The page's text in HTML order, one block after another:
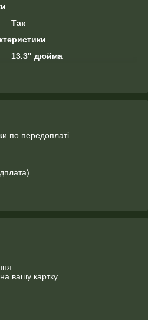
Так
13.3" дюйма
по передоплаті.
вашу картку